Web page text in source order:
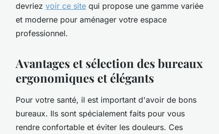
devriez voir ce site qui propose une gamme variée
et moderne pour aménager votre espace
professionnel.
Avantages et sélection des bureaux
ergonomiques et élégants
Pour votre santé, il est important d'avoir de bons
bureaux. Ils sont spécialement faits pour vous
rendre confortable et éviter les douleurs. Ces